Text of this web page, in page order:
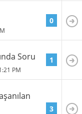
0
Soru
PM
1
3